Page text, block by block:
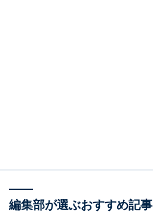
編集部が選ぶおすすめ記事